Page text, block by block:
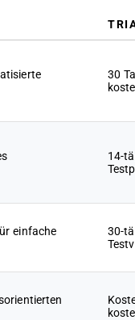
30
14-
einfache
30-